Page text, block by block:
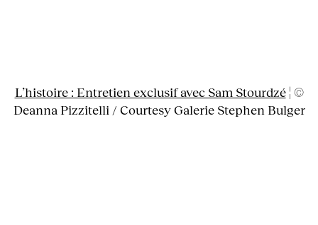
L’histoire : Entretien exclusif avec Sam Stourdzé¦ ©
Deanna Pizzitelli / Courtesy Galerie Stephen Bulger